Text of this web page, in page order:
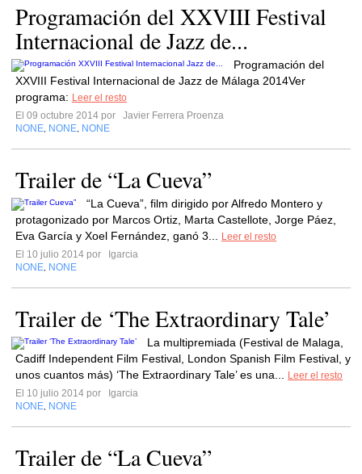
Programación del XXVIII Festival
Internacional de Jazz de...
Programación del
XXVIII Festival Internacional de Jazz de Málaga 2014Ver
programa: Leer el resto
El 09 octubre 2014 por
Javier Ferrera Proenza
NONE NONE NONE
Trailer de “La Cueva”
“La Cueva”, film dirigido por Alfredo Montero y
protagonizado por Marcos Ortiz, Marta Castellote, Jorge Páez,
Eva García y Xoel Fernández, ganó 3...
Leer el resto
El 10 julio 2014 por
Igarcia
NONE NONE
Trailer de ‘The Extraordinary Tale’
La multipremiada (Festival de Malaga,
Cadiff Independent Film Festival, London Spanish Film Festival, y
unos cuantos más) ‘The Extraordinary Tale’ es una...
Leer el resto
El 10 julio 2014 por
Igarcia
NONE NONE
Trailer de “La Cueva”